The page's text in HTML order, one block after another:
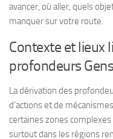
avancer, où aller, quels
manquer sur votre route.
Contexte et lieux
profondeurs
La dérivation des
d’actions et de
certaines zones
surtout dans les régions